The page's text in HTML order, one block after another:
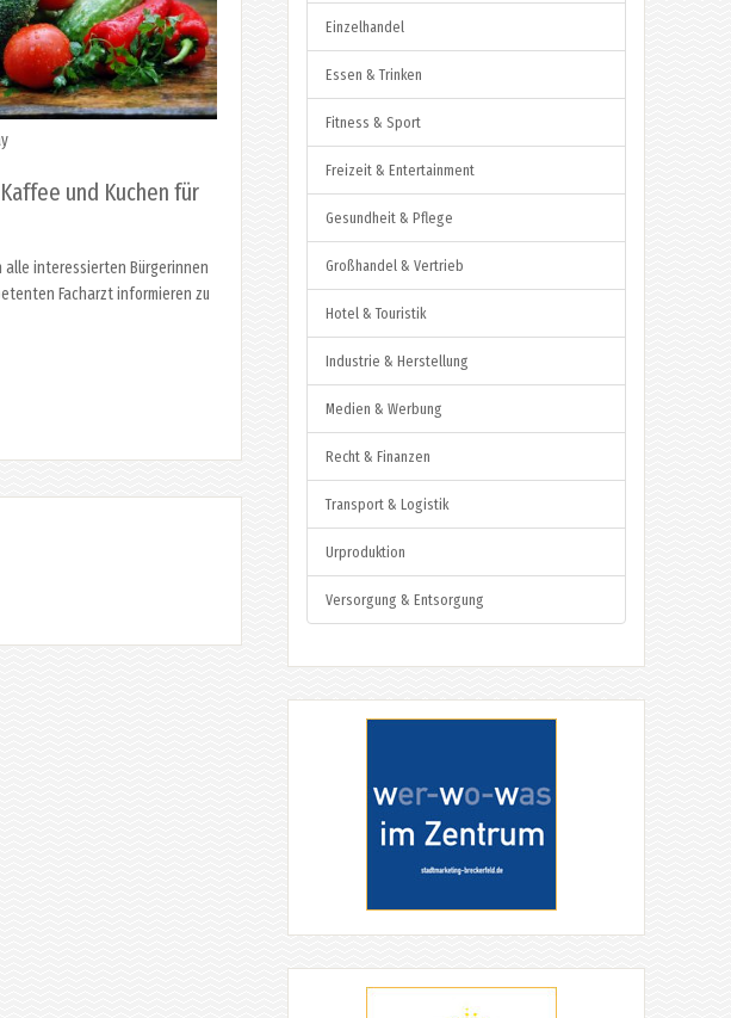
und Kuchen für
alle interessierten Bürgerinnen
Facharzt informieren zu
Einzelhandel
Essen & Trinken
Fitness & Sport
Freizeit & Entertainment
Gesundheit & Pflege
Großhandel & Vertrieb
Hotel & Touristik
Industrie & Herstellung
Medien & Werbung
Recht & Finanzen
Transport & Logistik
Urproduktion
Versorgung & Entsorgung